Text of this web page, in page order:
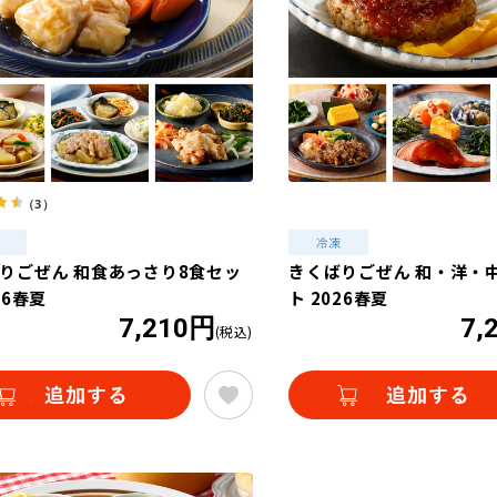
（3）
ごぜん 和食あっさり8食セッ
春夏
7,210円 (税込)
きくばりごぜん 和・洋・
ト 2026春夏